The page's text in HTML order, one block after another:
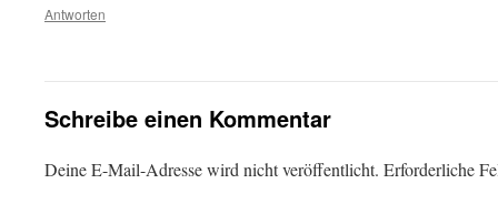
Antworten
Schreibe einen Kommentar
Deine E-Mail-Adresse wird nicht veröffentlicht. Erforderliche